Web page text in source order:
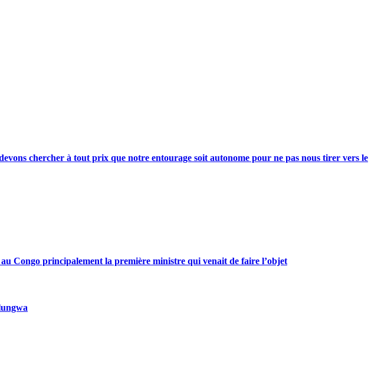
chercher à tout prix que notre entourage soit autonome pour ne pas nous tirer vers le
Congo principalement la première ministre qui venait de faire l’objet